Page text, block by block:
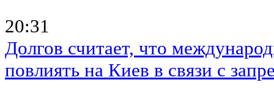
20:31
Долгов считает, что
повлиять на Киев в связи с